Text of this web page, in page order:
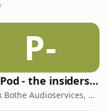
P-
PESPod - the insiders' guide to the EU labour market
Mark Bothe Audioservices, European PES Network, David Poyser